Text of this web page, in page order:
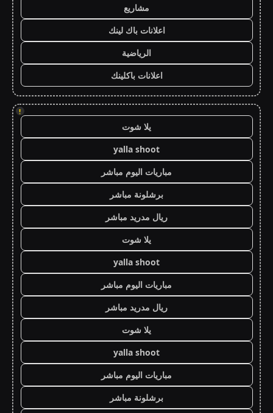
مشاريع
اعلانات باك لينك
الرياضية
اعلانات باكلينك
!
يلا شوت
yalla shoot
مباريات اليوم مباشر
برشلونة مباشر
ريال مدريد مباشر
يلا شوت
yalla shoot
مباريات اليوم مباشر
ريال مدريد مباشر
يلا شوت
yalla shoot
مباريات اليوم مباشر
برشلونة مباشر